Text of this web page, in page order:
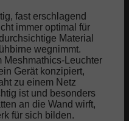
fast erschlagend
immer optimal für
Material
wegnimmt.
Meshmathics-Leuchter
Gerät konzipiert,
zu einem Netz
ist und besonders
an die Wand wirft,
für sich bilden.